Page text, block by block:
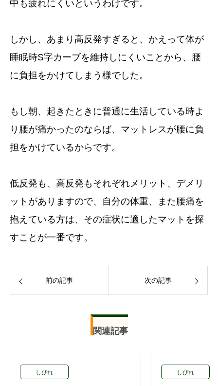
中も疲れにくいというわけです。
しかし、あまり高反発すぎると、かえって体が
睡眠時S字カーブを維持しにくいことから、腰
に負担をかけてしまう様でした。
もし朝、起きたときに普通に生活している時よ
り腰が痛かったのならば、マットレスが腰に負
担をかけているからです。
低反発も、高反発もそれぞれメリット、デメリ
ットがありますので、自分の体重、また腰痛を
抱えている方は、その症状に適したマットを探
すことが一番です。
前の記事 次の記事
関連記事
しびれ しびれ